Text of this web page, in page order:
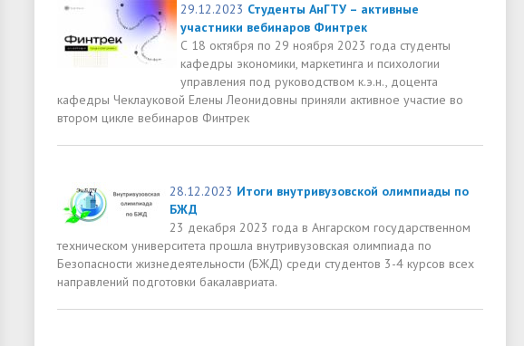
29.12.2023 Студенты АнГТУ – активные
участники вебинаров Финтрек
С 18 октября по 29 ноября 2023 года студенты
кафедры экономики, маркетинга и психологии
управления под руководством к.э.н., доцента
кафедры Чеклауковой Елены Леонидовны приняли активное участие во
втором цикле вебинаров Финтрек
28.12.2023 Итоги внутривузовской олимпиады по
БЖД
23 декабря 2023 года в Ангарском государственном
техническом университета прошла внутривузовская олимпиада по
Безопасности жизнедеятельности (БЖД) среди студентов 3-4 курсов всех
направлений подготовки бакалавриата.